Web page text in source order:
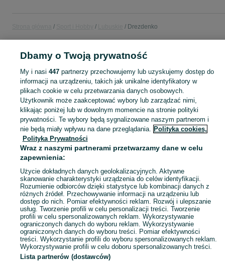
Drezdenko
SPORT I HOBBY
KATEGORIA
Zobacz
Mapa kategorii
Mapa miejscowości
Mapa ministron
Popularne wyszukiwania
Dbamy o Twoją prywatność
My i nasi 447partnerzy przechowujemy lub uzyskujemy dostęp do
informacji na urządzeniu, takich jak unikalne identyfikatory w
plikach cookie w celu przetwarzania danych osobowych.
Użytkownik może zaakceptować wybory lub zarządzać nimi,
klikając poniżej lub w dowolnym momencie na stronie polityki
prywatności. Te wybory będą sygnalizowane naszym partnerom i
nie będą miały wpływu na dane przeglądania. Polityka cookies,
Polityka Prywatności
Wraz z naszymi partnerami przetwarzamy dane w celu
zapewnienia:
Użycie dokładnych danych geolokalizacyjnych. Aktywne
skanowanie charakterystyki urządzenia do celów identyfikacji.
Rozumienie odbiorców dzięki statystyce lub kombinacji danych z
różnych źródeł. Przechowywanie informacji na urządzeniu lub
dostęp do nich. Pomiar efektywności reklam. Rozwój i ulepszanie
usług. Tworzenie profili w celu personalizacji treści. Tworzenie
profili w celu spersonalizowanych reklam. Wykorzystywanie
ograniczonych danych do wyboru reklam. Wykorzystywanie
ograniczonych danych do wyboru treści. Pomiar efektywności
treści. Wykorzystanie profili do wyboru spersonalizowanych reklam.
Wykorzystywanie profili w celu doboru spersonalizowanych treści.
Lista partnerów (dostawców)